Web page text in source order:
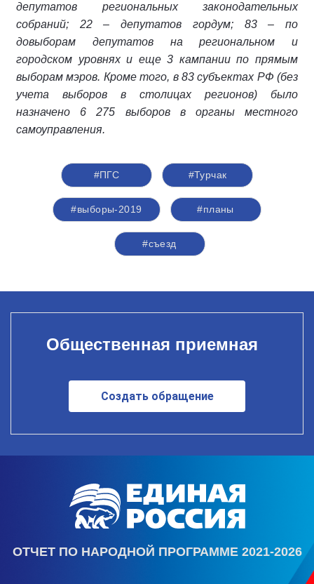
депутатов региональных законодательных
собраний; 22 – депутатов гордум; 83 – по
довыборам депутатов на региональном и
городском уровнях и еще 3 кампании по прямым
выборам мэров. Кроме того, в 83 субъектах РФ (без
учета выборов в столицах регионов) было
назначено 6 275 выборов в органы местного
самоуправления.
#ПГС #Турчак
#выборы-2019 #планы
#съезд
Общественная приемная
Создать обращение
ОТЧЕТ ПО НАРОДНОЙ ПРОГРАММЕ 2021-2026